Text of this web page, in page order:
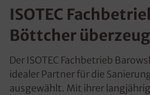
ISOTEC
Böttcher
Der ISOTEC Fachbetrieb
idealer Partner für die
ausgewählt. Mit ihrer